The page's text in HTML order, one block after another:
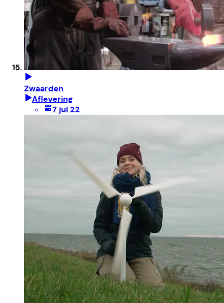
Zwaarden
Aflevering
7 jul 22